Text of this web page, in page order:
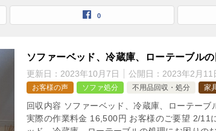
0
ソファーベッド、冷蔵庫、ローテーブル
更新日： 2023年10月7日 公開日： 2023年2月11
お客様の声 ソファ処分 不用品回収・処分 家
回収内容 ソファーベッド、冷蔵庫、ローテー
実際の作業料金 16,500円 お客様のご要望 2/11